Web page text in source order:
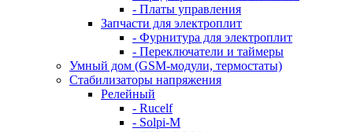
- Платы управления
Запчасти для электроплит
- Фурнитура для электроплит
- Переключатели и таймеры
Умный дом (GSM-модули, термостаты)
Cтабилизаторы напряжения
Релейный
- Rucelf
- Solpi-M